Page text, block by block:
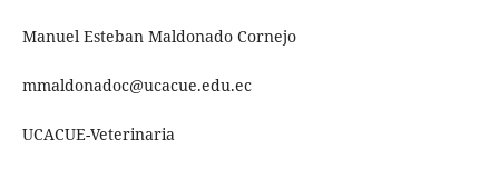
Manuel Esteban Maldonado Cornejo
mmaldonadoc@ucacue.edu.ec
UCACUE-Veterinaria